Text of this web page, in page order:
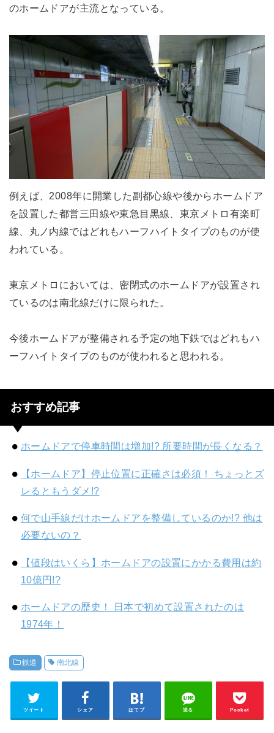
のホームドアが主流となっている。
例えば、2008年に開業した副都心線や後からホームドア
を設置した都営三田線や東急目黒線、東京メトロ有楽町
線、丸ノ内線ではどれもハーフハイトタイプのものが使
われている。
東京メトロにおいては、密閉式のホームドアが設置され
ているのは南北線だけに限られた。
今後ホームドアが整備される予定の地下鉄ではどれもハ
ーフハイトタイプのものが使われると思われる。
おすすめ記事
ホームドアで停車時間は増加!? 所要時間が長くなる？
【ホームドア】停止位置に正確さは必須！ ちょっとズ
レるともうダメ!?
何で山手線だけホームドアを整備しているのか!? 他は
必要ないの？
【値段はいくら】ホームドアの設置にかかる費用は約
10億円!?
ホームドアの歴史！ 日本で初めて設置されたのは
1974年！
鉄道 南北線
ツイート シェア はてブ 送る Pocket